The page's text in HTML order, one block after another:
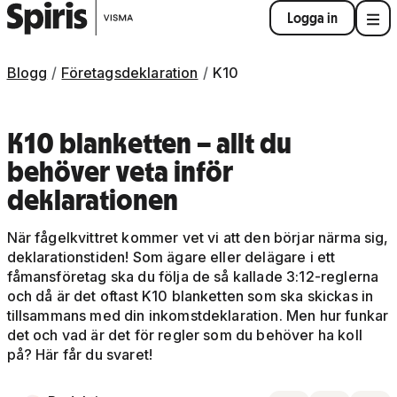
Logga in
Blogg Företagsdeklaration K10
K10 blanketten – allt du
behöver veta inför
deklarationen
När fågelkvittret kommer vet vi att den börjar närma sig,
deklarationstiden! Som ägare eller delägare i ett
fåmansföretag ska du följa de så kallade 3:12-reglerna
och då är det oftast K10 blanketten som ska skickas in
tillsammans med din inkomstdeklaration. Men hur funkar
det och vad är det för regler som du behöver ha koll
på? Här får du svaret!